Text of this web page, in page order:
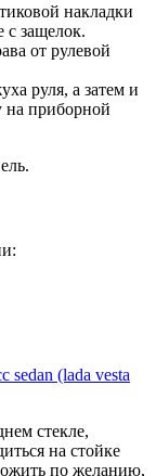
накладки
с защелок.
от рулевой
руля, а затем и
на приборной
sedan (lada vesta
стекле,
на стойке
по желанию,